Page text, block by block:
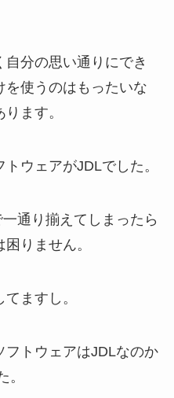
分の思い通りにでき
を使うのはもったいな
ます。
ウェアがJDLでした。
通り揃えてしまったら
りません。
ますし。
フトウェアはJDLなのか
。